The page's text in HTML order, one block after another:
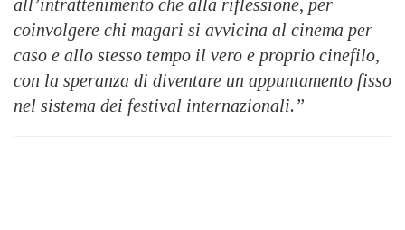
all’intrattenimento che alla riflessione, per
coinvolgere chi magari si avvicina al cinema per
caso e allo stesso tempo il vero e proprio cinefilo,
con la speranza di diventare un appuntamento fisso
nel sistema dei festival internazionali.”